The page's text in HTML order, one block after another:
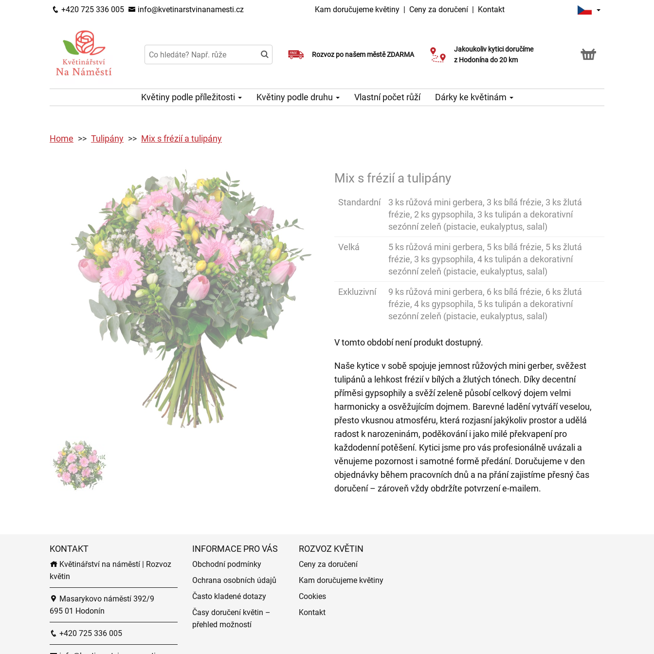
+420 725 336 005 info@kvetinarstvinanamesti.cz Kam doručujeme květiny | Ceny za doručení | Kontakt
Rozvoz po našem městě ZDARMA
Doručujeme již v den objednávky
Možný výběr času a dne doručení
Jakoukoliv kytici doručíme
z Hodonína do 20 km
Možnost vyzvednout v naší květince
Květiny podle příležitosti Květiny podle druhu Vlastní počet růží Dárky ke květinám
Home Tulipány Mix s frézií a tulipány
Mix s frézií a tulipány
Standardní
3 ks růžová mini gerbera, 3 ks bílá frézie, 3 ks žlutá
frézie, 2 ks gypsophila, 3 ks tulipán a dekorativní
sezónní zeleň (pistacie, eukalyptus, salal)
Velká
5 ks růžová mini gerbera, 5 ks bílá frézie, 5 ks žlutá
frézie, 3 ks gypsophila, 4 ks tulipán a dekorativní
sezónní zeleň (pistacie, eukalyptus, salal)
Exkluzivní
9 ks růžová mini gerbera, 6 ks bílá frézie, 6 ks žlutá
frézie, 4 ks gypsophila, 5 ks tulipán a dekorativní
sezónní zeleň (pistacie, eukalyptus, salal)
V tomto období není produkt dostupný.
Naše kytice v sobě spojuje jemnost růžových mini gerber, svěžest
tulipánů a lehkost frézií v bílých a žlutých tónech. Díky decentní
příměsi gypsophily a svěží zeleně působí celkový dojem velmi
harmonicky a osvěžujícím dojmem. Barevné ladění vytváří veselou,
přesto vkusnou atmosféru, která rozjasní jakýkoliv prostor a udělá
radost k narozeninám, poděkování i jako milé překvapení pro
každodenní potěšení. Kytici jsme pro vás profesionálně uvázali a
věnujeme pozornost i samotné formě předání. Doručujeme v den
objednávky během pracovních dnů a na přání zajistíme přesný čas
doručení – zároveň vždy obdržíte potvrzení e-mailem.
KONTAKT
Květinářství na náměstí | Rozvoz
květin
Masarykovo náměstí 392/9
695 01 Hodonín
+420 725 336 005
INFORMACE PRO VÁS
Obchodní podmínky
Ochrana osobních údajů
Často kladené dotazy
Časy doručení květin –
přehled možností
ROZVOZ KVĚTIN
Ceny za doručení
Kam doručujeme květiny
Cookies
Kontakt